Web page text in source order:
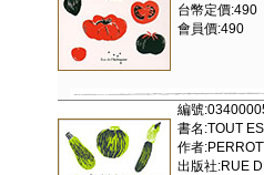
台幣定價:490
會員價:490
編號
書名:TOUT
作者
出版社:RUE